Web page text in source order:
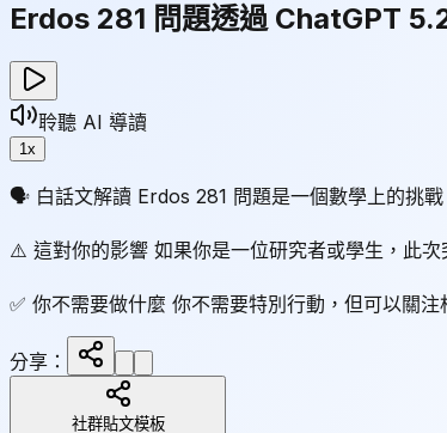
Erdos 281 問題透過 ChatGPT
聆聽 AI 導讀
1x
🗣 白話文解讀 Erdos 281 問題是一個數學上的挑
⚠️ 這對你的影響 如果你是一位研究者或學生，此
✅ 你不需要做什麼 你不需要特別行動，但可以關
分享：
社群貼文模板